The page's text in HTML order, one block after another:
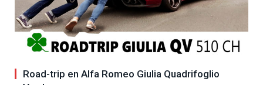
Road-trip en Alfa Romeo Giulia Quadrifoglio